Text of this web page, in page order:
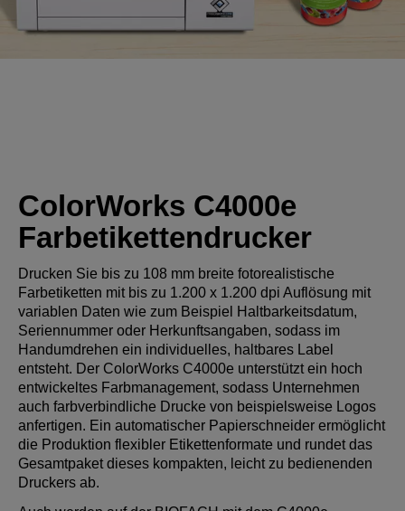
ColorWorks C4000e
Farbetikettendrucker
Drucken Sie bis zu 108 mm breite fotorealistische
Farbetiketten mit bis zu 1.200 x 1.200 dpi Auflösung mit
variablen Daten wie zum Beispiel Haltbarkeitsdatum,
Seriennummer oder Herkunftsangaben, sodass im
Handumdrehen ein individuelles, haltbares Label
entsteht. Der ColorWorks C4000e unterstützt ein hoch
entwickeltes Farbmanagement, sodass Unternehmen
auch farbverbindliche Drucke von beispielsweise Logos
anfertigen. Ein automatischer Papierschneider ermöglicht
die Produktion flexibler Etikettenformate und rundet das
Gesamtpaket dieses kompakten, leicht zu bedienenden
Druckers ab.